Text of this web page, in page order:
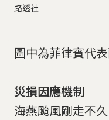
路透社
圖中為菲律賓代
災損因應機制
海燕颱風剛走不